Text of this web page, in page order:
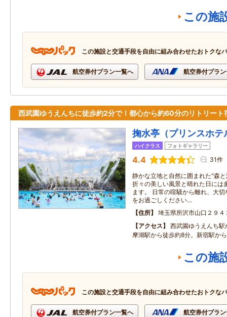
この施
この施設と交通手段を自由に組み合わせたおトクな
航空券付プラン一覧へ 航空券付プラ
西武園ゆうえんちに徒歩約2分で！都心から約60分のリトリート
掬水亭（プリンスホテ
ハイクラス フォトギャラリー
4.4 31件
静かな立地と自然に囲まれた"森
折々の美しい風景と晴れた日には
ます。 日常の喧騒から離れ、大
をお過ごしください…
住所
埼玉県所沢市山口２９４
アクセス
西武園ゆうえんち
摩湖駅から徒歩約8分。新宿駅か
この施
この施設と交通手段を自由に組み合わせたおトクな
航空券付プラン一覧へ 航空券付プラ